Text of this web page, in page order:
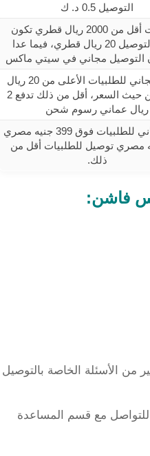
التوصيل 0.5 د. ك
للطلبيات أقل من 2000 ريال قطري تكون
رسوم التوصيل 20 ريال قطري، فيما عدا
التوصيل مجاني في سيتي ماكس
توصيل مجاني للطلبيات الأعلى من 20 ريال
عماني من حيث السعر، أقل من ذلك تدفع 2
ريال عماني رسوم شحن
شحن مجاني للطلبيات فوق 399 جنيه مصري
مصري توصيل للطلبيات أقل من
ذلك.
فاشن:
من الأسئلة الخاصة بالتوصيل
للتواصل مع قسم المساعدة